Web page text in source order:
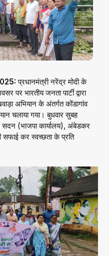
प्रधानमंत्री नरेंद्र मोदी के
पर भारतीय जनता पार्टी द्वारा
अभियान के अंतर्गत कोंडागांव
चलाया गया। बुधवार सुबह
(भाजपा कार्यालय), अंबेडकर
सफाई कर स्वच्छता के प्रति